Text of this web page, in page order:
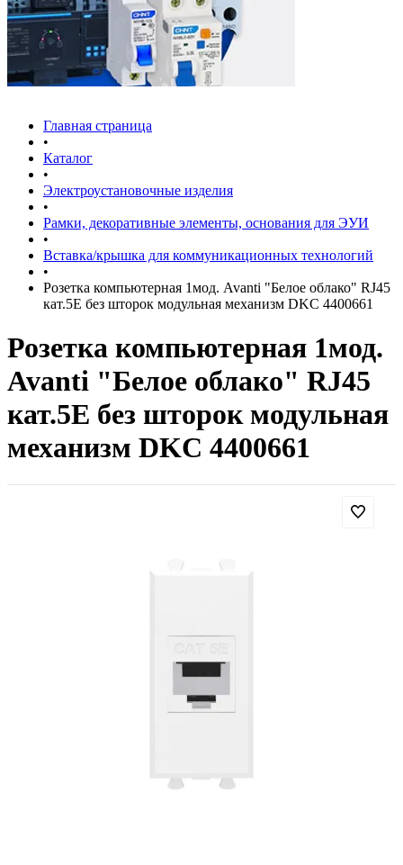
Главная страница
•
Каталог
•
Электроустановочные изделия
•
Рамки, декоративные элементы, основания для ЭУИ
•
Вставка/крышка для коммуникационных технологий
•
Розетка компьютерная 1мод. Avanti "Белое облако" RJ45
кат.5E без шторок модульная механизм DKC 4400661
Розетка компьютерная 1мод.
Avanti "Белое облако" RJ45
кат.5E без шторок модульная
механизм DKC 4400661